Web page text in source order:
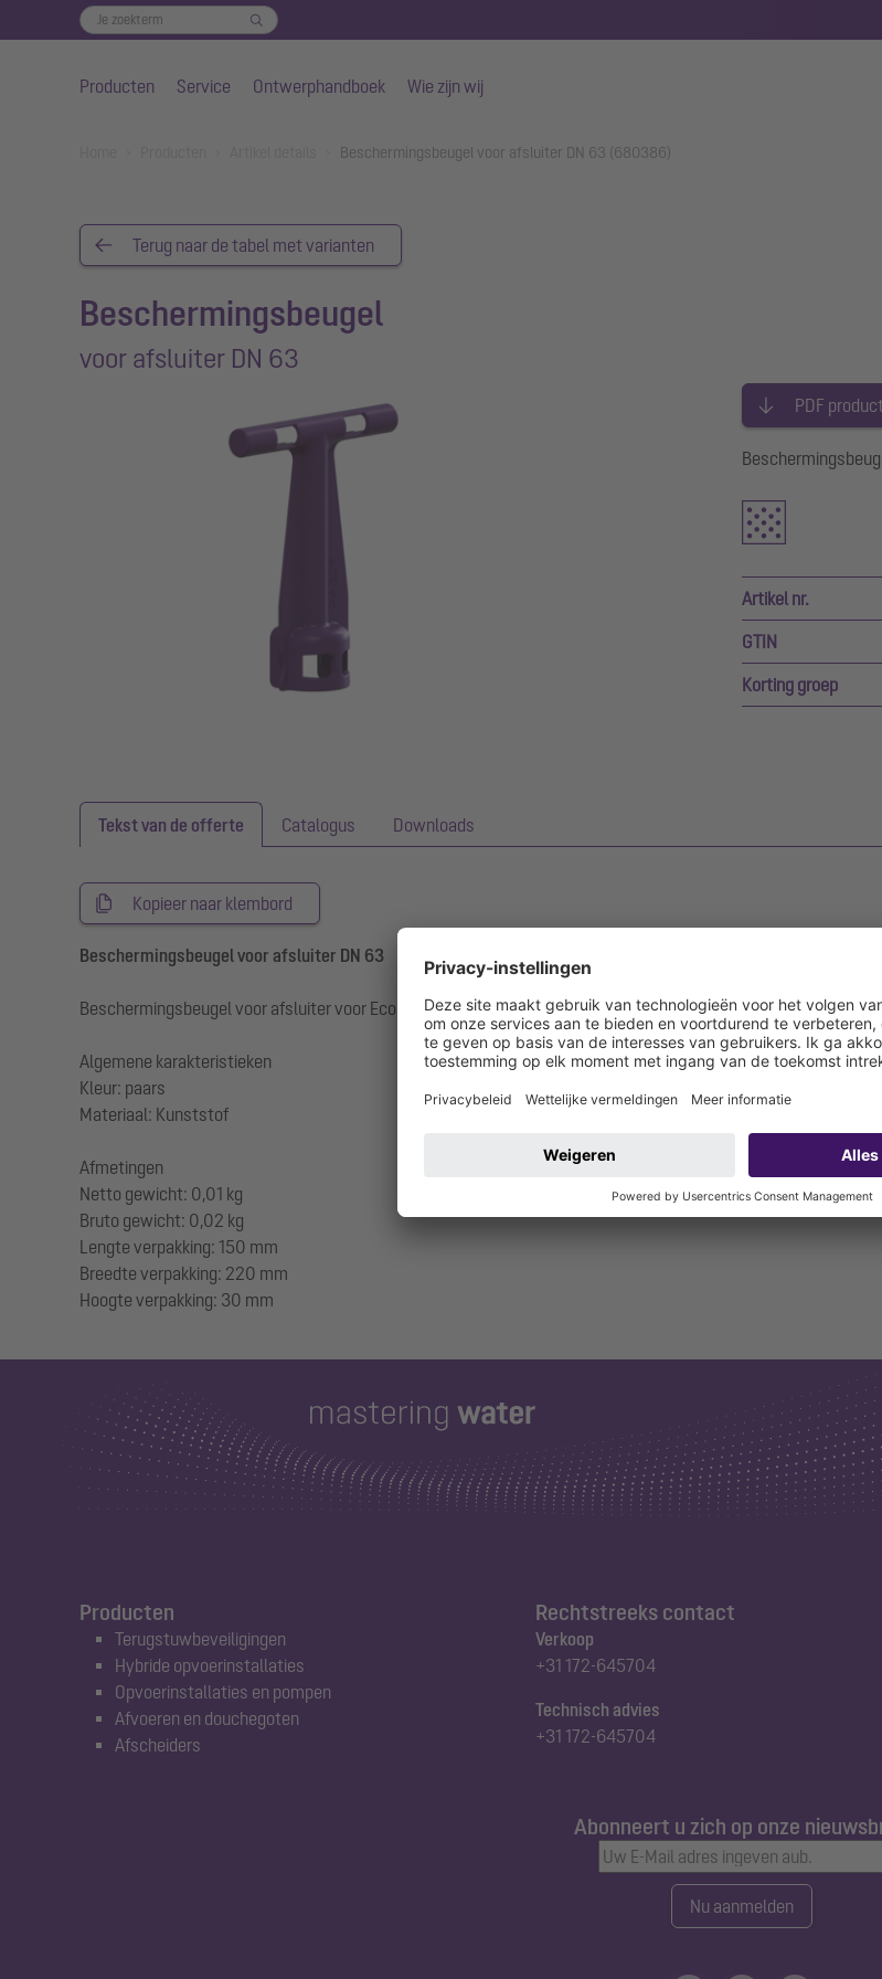
Producten Service Ontwerphandboek Wie zijn wij
Beschermingsbeugel voor afsluiter DN 63 (680386)
Terug naar de tabel met varianten
Beschermingsbeugel
voor afsluiter DN 63
PDF
Artikel nr.
GTIN
Korting groep
Tekst van de offerte Catalogus Downloads
Kopieer naar klembord
Beschermingsbeugel voor afsluiter DN 63
Beschermingsbeugel voor afsluiter voor Ecolift XL
Algemene karakteristieken
Kleur: paars
Materiaal: Kunststof
Afmetingen
Netto gewicht: 0,01 kg
Bruto gewicht: 0,02 kg
Lengte verpakking: 150 mm
Breedte verpakking: 220 mm
Producten
Terugstuwbeveiligingen
Hybride opvoerinstallaties
Opvoerinstallaties en pompen
Afvoeren en douchegoten
Afscheiders
Rechtstreeks contact
Verkoop
+31 172-645704
Technisch advies
+31 172-645704
Abonneert u zich op onze
Nu aanmelden